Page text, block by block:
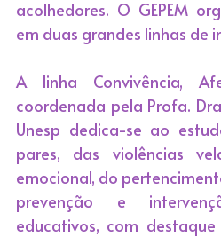
acolhedores. O GEPEM
em duas grandes linhas de
A linha Convivência,
coordenada pela Profa.
Unesp dedica-se ao
pares, das violências
emocional, do
prevenção e
educativos, com